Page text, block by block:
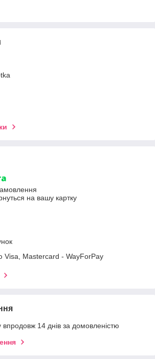
на вашу картку
Visa, Mastercard - WayForPay
14 днів за домовленістю